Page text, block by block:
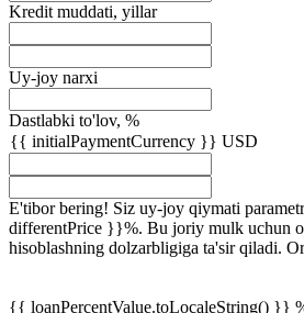
Kredit muddati, yillar
Uy-joy narxi
Dastlabki to'lov, %
{{ initialPaymentCurrency }} USD
E'tibor bering! Siz uy-joy qiymati
differentPrice }}%. Bu joriy mulk uchun
hisoblashning dolzarbligiga ta'sir qiladi.
{{ loanPercentValue.toLocaleString() }}